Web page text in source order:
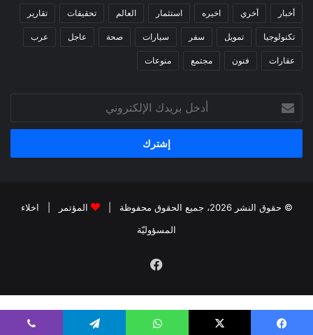
أخبار أخري اخيره استثمار العالم تحقيقات تقارير
تكنولوجيا تمويل سفر سيارات صحة عاجل عرب
عقارات فنون مجتمع منوعات
بريدك
الإلكتروني
© حقوق النشر 2026، جميع الحقوق محفوظة | المؤتمر
اخلاء
المسؤوليّة
فيسبوك
kiralık bahis siteleri